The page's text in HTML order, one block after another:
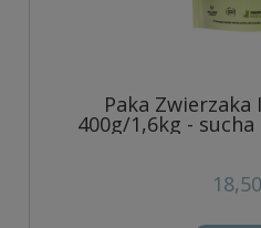
Paka Zwierzaka
400g/1,6kg -